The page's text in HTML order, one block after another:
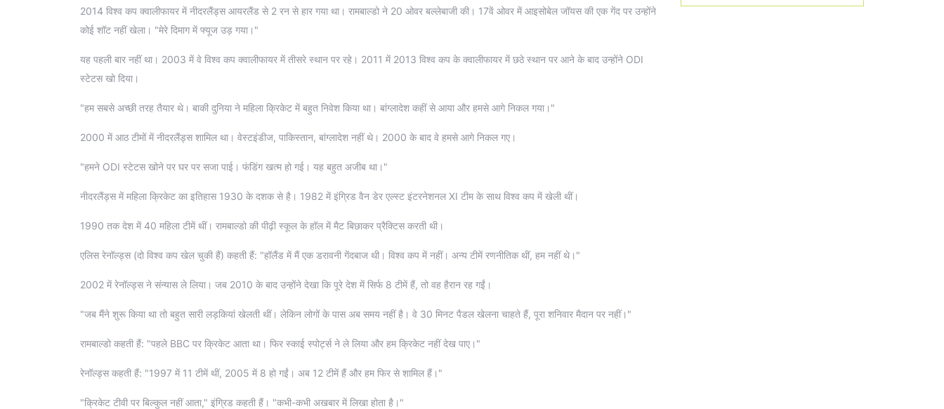
2014 विश्व कप क्वालीफायर में नीदरलैंड्स आयरलैंड से 2 रन से हार गया था। रामबाल्डो ने 20 ओवर बल्लेबाजी की। 17वें ओवर में आइसोबेल जॉयस की एक गेंद पर उन्होंने
कोई शॉट नहीं खेला। "मेरे दिमाग में फ्यूज उड़ गया।"
यह पहली बार नहीं था। 2003 में वे विश्व कप क्वालीफायर में तीसरे स्थान पर रहे। 2011 में 2013 विश्व कप के क्वालीफायर में छठे स्थान पर आने के बाद उन्होंने ODI
स्टेटस खो दिया।
"हम सबसे अच्छी तरह तैयार थे। बाकी दुनिया ने महिला क्रिकेट में बहुत निवेश किया था। बांग्लादेश कहीं से आया और हमसे आगे निकल गया।"
2000 में आठ टीमों में नीदरलैंड्स शामिल था। वेस्टइंडीज, पाकिस्तान, बांग्लादेश नहीं थे। 2000 के बाद वे हमसे आगे निकल गए।
"हमने ODI स्टेटस खोने पर घर पर सजा पाई। फंडिंग खत्म हो गई। यह बहुत अजीब था।"
नीदरलैंड्स में महिला क्रिकेट का इतिहास 1930 के दशक से है। 1982 में इंग्रिड वैन डेर एल्स्ट इंटरनेशनल XI टीम के साथ विश्व कप में खेली थीं।
1990 तक देश में 40 महिला टीमें थीं। रामबाल्डो की पीढ़ी स्कूल के हॉल में मैट बिछाकर प्रैक्टिस करती थी।
एलिस रेनॉल्ड्स (दो विश्व कप खेल चुकी हैं) कहती हैं: "हॉलैंड में मैं एक डरावनी गेंदबाज थी। विश्व कप में नहीं। अन्य टीमें रणनीतिक थीं, हम नहीं थे।"
2002 में रेनॉल्ड्स ने संन्यास ले लिया। जब 2010 के बाद उन्होंने देखा कि पूरे देश में सिर्फ 8 टीमें हैं, तो वह हैरान रह गईं।
"जब मैंने शुरू किया था तो बहुत सारी लड़कियां खेलती थीं। लेकिन लोगों के पास अब समय नहीं है। वे 30 मिनट पैडल खेलना चाहते हैं, पूरा शनिवार मैदान पर नहीं।"
रामबाल्डो कहती हैं: "पहले BBC पर क्रिकेट आता था। फिर स्काई स्पोर्ट्स ने ले लिया और हम क्रिकेट नहीं देख पाए।"
रेनॉल्ड्स कहती हैं: "1997 में 11 टीमें थीं, 2005 में 8 हो गईं। अब 12 टीमें हैं और हम फिर से शामिल हैं।"
"क्रिकेट टीवी पर बिल्कुल नहीं आता," इंग्रिड कहती हैं। "कभी-कभी अखबार में लिखा होता है।"